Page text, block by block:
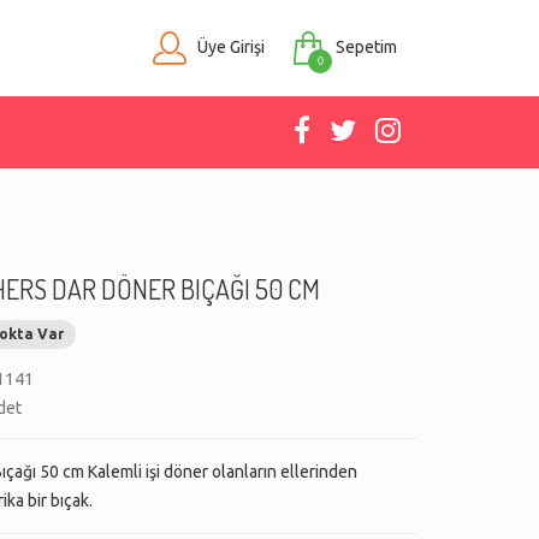
Üye Girişi
0
Sepetim
DAR DÖNER BIÇAĞI 50 CM
Var
50 cm Kalemli işi döner olanların ellerinden
bir bıçak.